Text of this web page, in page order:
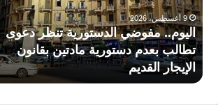
العريق
وتخريج
جهابذة
العقول
في
كلية
9 أغسطس، 2026
ذاكرة التاريخ: حكاية صرح القانون
العريق وتخريج جهابذة العقول في كلية
الحقوق جامعة القاهرة